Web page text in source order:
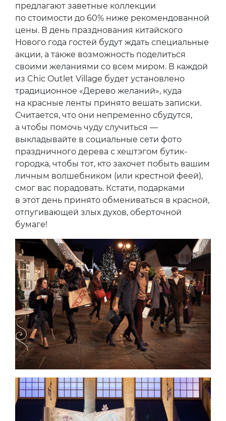
предлагают заветные коллекции
по стоимости до 60% ниже рекомендованной
цены. В день празднования китайского
Нового года гостей будут ждать специальные
акции, а также возможность поделиться
своими желаниями со всем миром. В каждой
из Chic Outlet Village будет установлено
традиционное «Дерево желаний», куда
на красные ленты принято вешать записки.
Считается, что они непременно сбудутся,
а чтобы помочь чуду случиться —
выкладывайте в социальные сети фото
праздничного дерева с хештэгом бутик-
городка, чтобы тот, кто захочет побыть вашим
личным волшебником (или крестной феей),
смог вас порадовать. Кстати, подарками
в этот день принято обмениваться в красной,
отпугивающей злых духов, оберточной
бумаге!